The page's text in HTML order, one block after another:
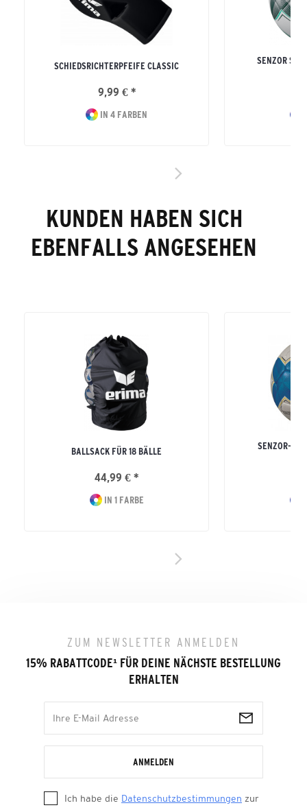
SCHIEDSRICHTERPFEIFE CLASSIC
9,99 € *
IN 4 FARBEN
SENZOR
KUNDEN HABEN SICH
EBENFALLS ANGESEHEN
BALLSACK FÜR 18 BÄLLE
44,99 € *
IN 1 FARBE
SENZOR-
ZUM NEWSLETTER ANMELDEN
15% RABATTCODE¹ FÜR DEINE NÄCHSTE BESTELLUNG
ERHALTEN
ANMELDEN
Ich habe die Datenschutzbestimmungen zur